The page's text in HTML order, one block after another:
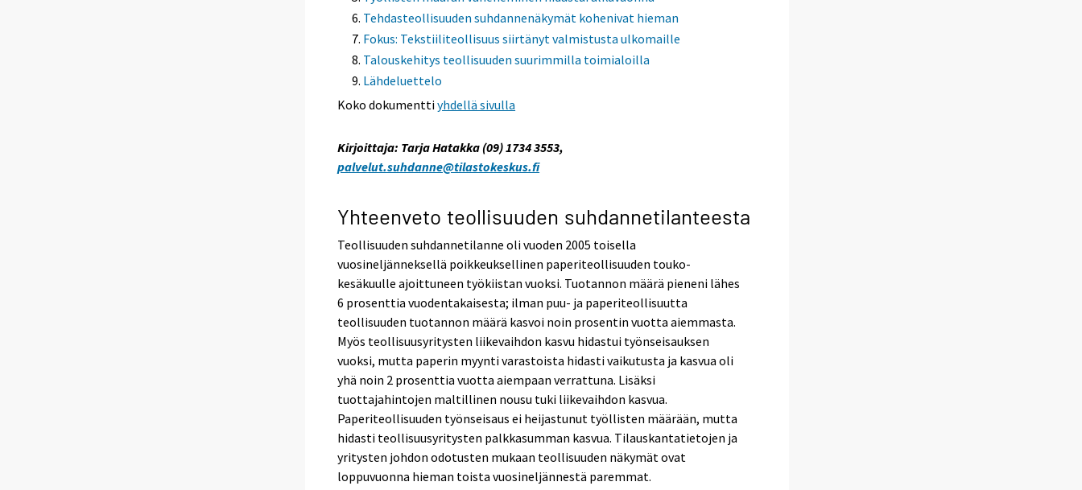
Tehdasteollisuuden suhdannenäkymät kohenivat hieman
Fokus: Tekstiiliteollisuus siirtänyt valmistusta ulkomaille
Talouskehitys teollisuuden suurimmilla toimialoilla
Lähdeluettelo
Koko dokumenttiyhdellä sivulla
Kirjoittaja: Tarja Hatakka (09) 1734 3553,
palvelut.suhdanne@tilastokeskus.fi
Yhteenveto teollisuuden suhdannetilanteesta
Teollisuuden suhdannetilanne oli vuoden 2005 toisella
vuosineljänneksellä poikkeuksellinen paperiteollisuuden touko-
kesäkuulle ajoittuneen työkiistan vuoksi. Tuotannon määrä pieneni lähes
6 prosenttia vuodentakaisesta; ilman puu- ja paperiteollisuutta
teollisuuden tuotannon määrä kasvoi noin prosentin vuotta aiemmasta.
Myös teollisuusyritysten liikevaihdon kasvu hidastui työnseisauksen
vuoksi, mutta paperin myynti varastoista hidasti vaikutusta ja kasvua oli
yhä noin 2 prosenttia vuotta aiempaan verrattuna. Lisäksi
tuottajahintojen maltillinen nousu tuki liikevaihdon kasvua.
Paperiteollisuuden työnseisaus ei heijastunut työllisten määrään, mutta
hidasti teollisuusyritysten palkkasumman kasvua. Tilauskantatietojen ja
yritysten johdon odotusten mukaan teollisuuden näkymät ovat
loppuvuonna hieman toista vuosineljännestä paremmat.